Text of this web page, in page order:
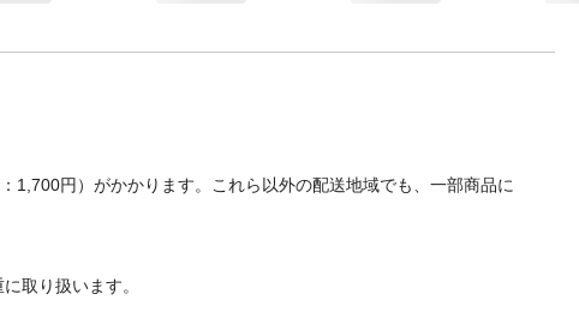
1,700円）がかかります。これら以外の配送地域でも、一部商品に
取り扱います。